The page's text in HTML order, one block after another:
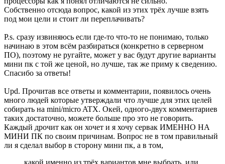
Собственно отсюда вопрос, какой из этих трёх лучше взять
под мои цели и стоит ли переплачивать?
P.s. сразу извиняюсь если где-то что-то не понимаю, только
начинаю в этом всём разбираться (конкретно в серверном
ПО), поэтому не ругайте, может у вас будут другие варианты
мини пк с той же ценой, но лучше, так же приму к сведению.
Спасибо за ответы!
Upd. Прочитав все ответы и комментарии, появилось очень
много людей которые утверждали что лучше для этих целей
собирать на mini/micro ATX. Окей, одного-двух комментариев
таких достаточно, можете больше про это не говорить.
Каждый дрочит как он хочет и я хочу сервак ИМЕННО НА
МИНИ ПК по своим причинам. Вопрос не в том правильный
ли я сделал выбор в сторону мини пк, а в том,
какой именно из трёх вариантов мне выбрать, или